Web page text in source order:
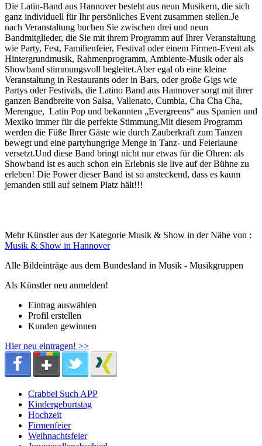
Die Latin-Band aus Hannover besteht aus neun Musikern, die sich
ganz individuell für Ihr persönliches Event zusammen stellen.Je
nach Veranstaltung buchen Sie zwischen drei und neun
Bandmitglieder, die Sie mit ihrem Programm auf Ihrer Veranstaltung
wie Party, Fest, Familienfeier, Festival oder einem Firmen-Event als
Hintergrundmusik, Rahmenprogramm, Ambiente-Musik oder als
Showband stimmungsvoll begleitet.Aber egal ob eine kleine
Veranstaltung in Restaurants oder in Bars, oder große Gigs wie
Partys oder Festivals, die Latino Band aus Hannover sorgt mit ihrer
ganzen Bandbreite von Salsa, Vallenato, Cumbia, Cha Cha Cha,
Merengue, Latin Pop und bekannten „Evergreens“ aus Spanien und
Mexiko immer für die perfekte Stimmung.Mit diesem Programm
werden die Füße Ihrer Gäste wie durch Zauberkraft zum Tanzen
bewegt und eine partyhungrige Menge in Tanz- und Feierlaune
versetzt.Und diese Band bringt nicht nur etwas für die Ohren: als
Showband ist es auch schon ein Erlebnis sie live auf der Bühne zu
erleben! Die Power dieser Band ist so ansteckend, dass es kaum
jemanden still auf seinem Platz hält!!!
Mehr Künstler aus der Kategorie Musik & Show in der Nähe von :
Musik & Show in Hannover
Alle Bildeinträge aus dem Bundesland in Musik - Musikgruppen
Als Künstler neu anmelden!
Eintrag auswählen
Profil erstellen
Kunden gewinnen
Hier neu eintragen! >>
Crabbel Such APP
Kindergeburtstag
Hochzeit
Firmenfeier
Weihnachtsfeier